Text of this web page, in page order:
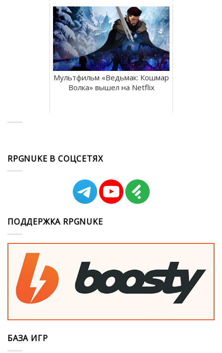
Мультфильм «Ведьмак: Кошмар
Волка» вышел на Netflix
RPGNUKE В СОЦСЕТЯХ
ПОДДЕРЖКА RPGNUKE
БАЗА ИГР